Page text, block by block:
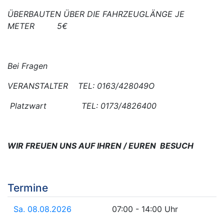
ÜBERBAUTEN ÜBER DIE FAHRZEUGLÄNGE JE
METER 5€
Bei Fragen
VERANSTALTER TEL: 0163/428049O
Platzwart TEL: 0173/4826400
WIR FREUEN UNS AUF IHREN / EUREN BESUCH
Termine
Sa. 08.08.2026 07:00 - 14:00 Uhr